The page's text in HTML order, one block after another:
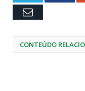
Email
CONTEÚDO